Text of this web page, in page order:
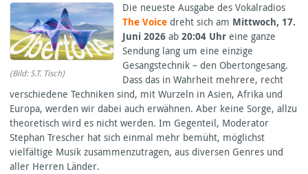
(Bild: S.T. Tisch)
Die neueste Ausgabe des Vokalradios
The Voicedreht sich am Mittwoch, 17.
Juni 2026ab 20:04 Uhreine ganze
Sendung lang um eine einzige
Gesangstechnik – den Obertongesang.
Dass das in Wahrheit mehrere, recht
verschiedene Techniken sind, mit Wurzeln in Asien, Afrika und
Europa, werden wir dabei auch erwähnen. Aber keine Sorge, allzu
theoretisch wird es nicht werden. Im Gegenteil, Moderator
Stephan Trescher hat sich einmal mehr bemüht, möglichst
vielfältige Musik zusammenzutragen, aus diversen Genres und
aller Herren Länder.